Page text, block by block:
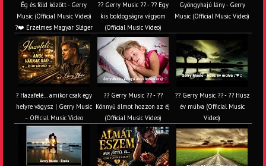
Ég és föld között - Gerry
Music (Official Music Video)
?❤️ Érzelmes Magyar Sláger
?? Gerry Music ?? - ?? Egy
kis boldogságra vágyom
(Official Music Video)
Gyöngyhajú lány - Gerry
Music (Official Music Video)
? Hazafelé… amikor csak egy
helyre vágysz | Gerry Music
– Official Music Video
?? Gerry Music ?? - ??
Könnyű álmot hozzon az éj
(Official Music Video)
?? Gerry Music ?? - ?? Húsz
év múlva (Official Music
Video)